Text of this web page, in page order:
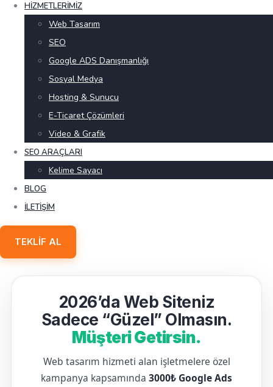
HIZMETLERIMIZ
Web Tasarım
SEO
Google ADS Danışmanlığı
Sosyal Medya
Hosting & Sunucu
E-Ticaret Çözümleri
Video & Grafik
SEO ARAÇLARI
Kelime Sayacı
BLOG
İLETIŞIM
TEKLIF AL
2026’da Web Siteniz
Sadece “Güzel” Olmasın.
Müşteri Getirsin.
Web tasarım hizmeti alan işletmelere özel
kampanya kapsamında 3000₺ Google Ads